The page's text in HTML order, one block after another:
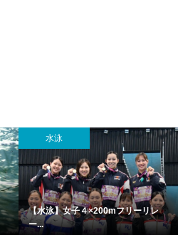
水泳
【水泳】女子４×200mフリーリレ
ー...